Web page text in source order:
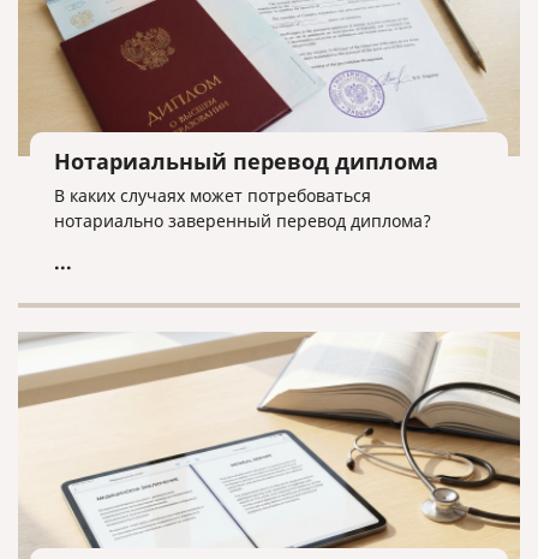
Нотариальный перевод диплома
В каких случаях может потребоваться
нотариально заверенный перевод диплома?
...